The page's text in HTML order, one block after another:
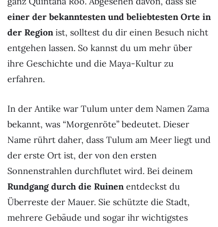
einer der bekanntesten und beliebtesten Orte in
der Region ist, solltest du dir einen Besuch nicht
entgehen lassen. So kannst du um mehr über
ihre Geschichte und die Maya-Kultur zu
erfahren.
In der Antike war Tulum unter dem Namen Zama
bekannt, was “Morgenröte” bedeutet. Dieser
Name rührt daher, dass Tulum am Meer liegt und
der erste Ort ist, der von den ersten
Sonnenstrahlen durchflutet wird. Bei deinem
Rundgang durch die Ruinenentdeckst du
Überreste der Mauer. Sie schützte die Stadt,
mehrere Gebäude und sogar ihr wichtigstes